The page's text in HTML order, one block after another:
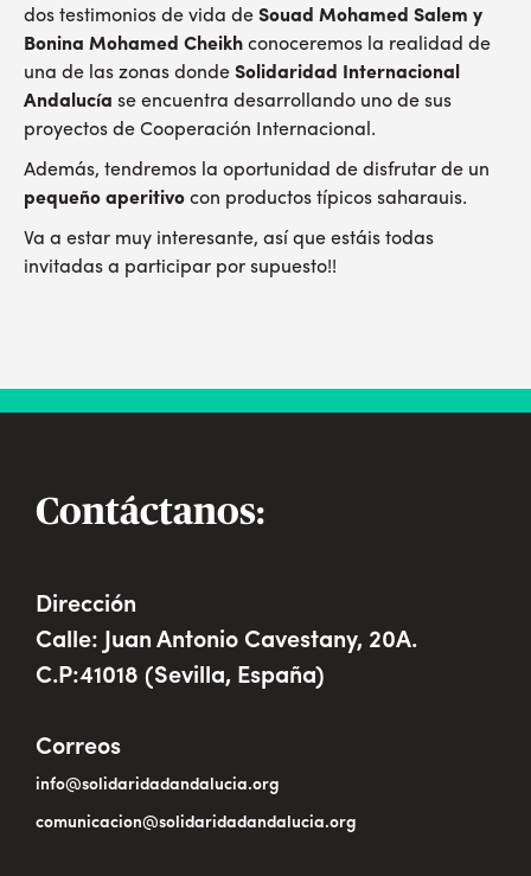
dos testimonios de vida de Souad Mohamed Salem y
Bonina Mohamed Cheikh conoceremos la realidad de
una de las zonas donde Solidaridad Internacional
Andalucía se encuentra desarrollando uno de sus
proyectos de Cooperación Internacional.
Además, tendremos la oportunidad de disfrutar de un
pequeño aperitivo con productos típicos saharauis.
Va a estar muy interesante, así que estáis todas
invitadas a participar por supuesto!!
Contáctanos:
Dirección
Calle: Juan Antonio Cavestany, 20A.
C.P:41018 (Sevilla, España)
Correos
info@solidaridadandalucia.org
comunicacion@solidaridadandalucia.org